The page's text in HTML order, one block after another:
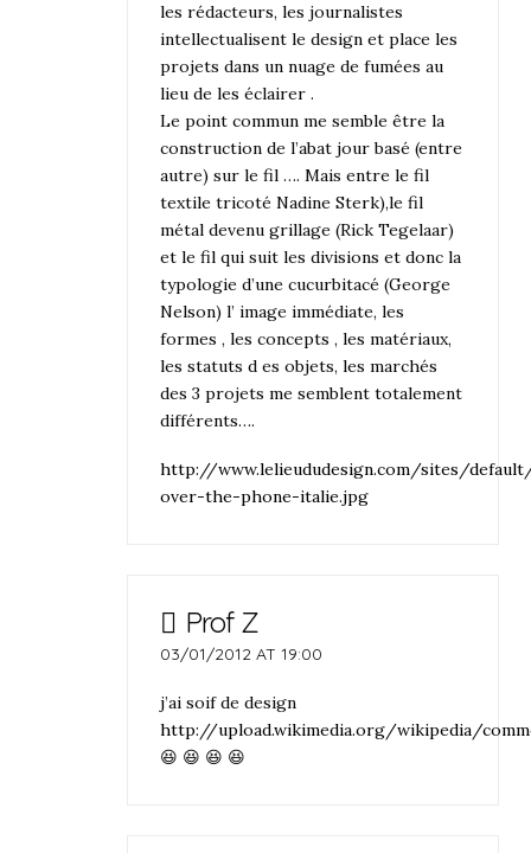
les rédacteurs, les journalistes
intellectualisent le design et place les
projets dans un nuage de fumées au
lieu de les éclairer .
Le point commun me semble être la
construction de l’abat jour basé (entre
autre) sur le fil …. Mais entre le fil
textile tricoté Nadine Sterk),le fil
métal devenu grillage (Rick Tegelaar)
et le fil qui suit les divisions et donc la
typologie d’une cucurbitacé (George
Nelson) l’ image immédiate, les
formes , les concepts , les matériaux,
les statuts d es objets, les marchés
des 3 projets me semblent totalement
différents….
http://www.lelieududesign.com/sites/
over-the-phone-italie.jpg
Prof Z
03/01/2012 AT 19:00
j’ai soif de design
http://upload.wikimedia.org/wikipedia/
😆 😆 😆 😆